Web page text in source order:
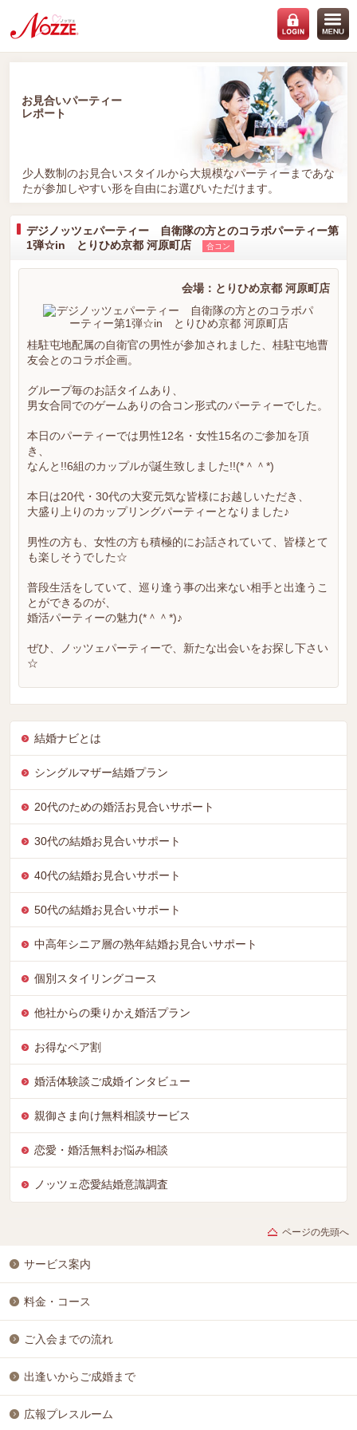
お見合いパーティー
レポート
少人数制のお見合いスタイルから大規模なパーティーまであな
たが参加しやすい形を自由にお選びいただけます。
デジノッツェパーティー 自衛隊の方とのコラボパーティー第
1弾☆in とりひめ京都 河原町店
合コン
会場：とりひめ京都 河原町店
桂駐屯地配属の自衛官の男性が参加されました、桂駐屯地曹
友会とのコラボ企画。
グループ毎のお話タイムあり、
男女合同でのゲームありの合コン形式のパーティーでした。
本日のパーティーでは男性12名・女性15名のご参加を頂
き、
なんと!!6組のカップルが誕生致しました!!(*＾＾*)
本日は20代・30代の大変元気な皆様にお越しいただき、
大盛り上りのカップリングパーティーとなりました♪
男性の方も、女性の方も積極的にお話されていて、皆様とて
も楽しそうでした☆
普段生活をしていて、巡り逢う事の出来ない相手と出逢うこ
とができるのが、
婚活パーティーの魅力(*＾＾*)♪
ぜひ、ノッツェパーティーで、新たな出会いをお探し下さい
☆
結婚ナビとは
シングルマザー結婚プラン
20代のための婚活お見合いサポート
30代の結婚お見合いサポート
40代の結婚お見合いサポート
50代の結婚お見合いサポート
中高年シニア層の熟年結婚お見合いサポート
個別スタイリングコース
他社からの乗りかえ婚活プラン
お得なペア割
婚活体験談ご成婚インタビュー
親御さま向け無料相談サービス
恋愛・婚活無料お悩み相談
ノッツェ恋愛結婚意識調査
ページの先頭へ
サービス案内
料金・コース
ご入会までの流れ
出逢いからご成婚まで
広報プレスルーム